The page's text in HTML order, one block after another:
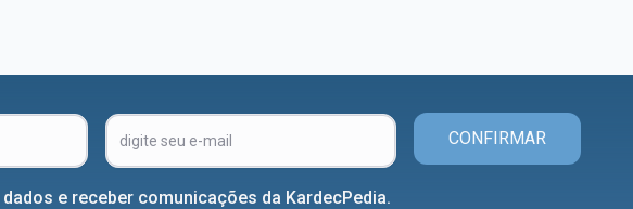
CONFIRMAR
e receber comunicações da KardecPedia.